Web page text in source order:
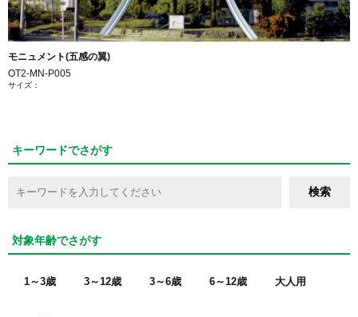
モニュメント(五感の翼)
OT2-MN-P005
サイズ：
キーワードでさがす
対象年齢でさがす
1～3歳 3～12歳 3～6歳 6～12歳 大人用